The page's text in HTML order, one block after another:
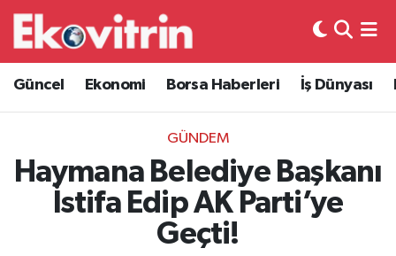
Güncel Ekonomi Borsa Haberleri İş Dünyası
GÜNDEM
Haymana Belediye Başkanı
İstifa Edip AK Parti’ye
Geçti!
Güncel
Ekonomi
Borsa Haberleri
İş Dünyası
Hava Durumu
Trafik Durumu
Süper Lig Puan Durumu ve Fikstür
Tüm Manşetler
Son Dakika Haberleri